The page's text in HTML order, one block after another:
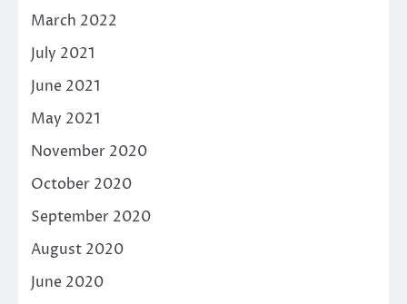
March 2022
July 2021
June 2021
May 2021
November 2020
October 2020
September 2020
August 2020
June 2020